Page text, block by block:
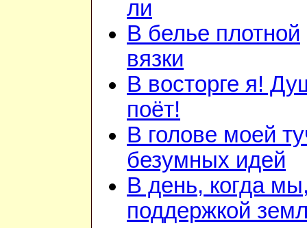
ли
В белье плотной
вязки
В восторге я!
поёт!
В голове моей
безумных идей
В день, когда
поддержкой